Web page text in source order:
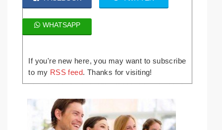
WHATSAPP
If you're new here, you may want to subscribe
to my RSS feed. Thanks for visiting!